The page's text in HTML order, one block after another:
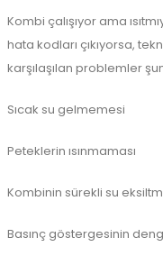
Kombi çalışıyor ama
hata kodları çıkıyorsa,
karşılaşılan problemler
Sıcak su gelmemesi
Peteklerin ısınmaması
Kombinin sürekli su
Basınç göstergesinin